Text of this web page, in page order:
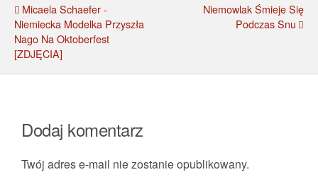
Micaela Schaefer -
Niemiecka Modelka Przyszła
Nago Na Oktoberfest
[ZDJĘCIA]
Niemowlak Śmieje Się
Podczas Snu
Dodaj komentarz
Twój adres e-mail nie zostanie opublikowany.